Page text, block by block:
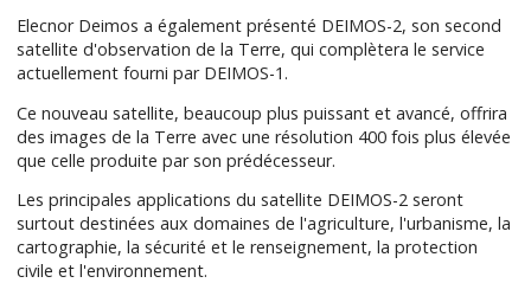
Elecnor Deimos a également présenté DEIMOS-2, son second
satellite d'observation de la Terre, qui complètera le service
actuellement fourni par DEIMOS-1.
Ce nouveau satellite, beaucoup plus puissant et avancé, offrira
des images de la Terre avec une résolution 400 fois plus élevée
que celle produite par son prédécesseur.
Les principales applications du satellite DEIMOS-2 seront
surtout destinées aux domaines de l'agriculture, l'urbanisme, la
cartographie, la sécurité et le renseignement, la protection
civile et l'environnement.